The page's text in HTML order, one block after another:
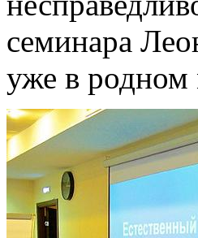
семинара
уже в родном